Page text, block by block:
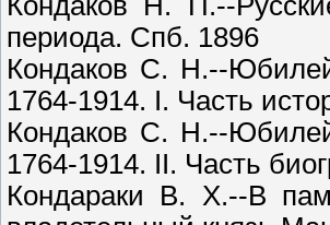
периода. Спб. 1896
Кондаков С. Н.--
1764-1914. I. Часть
Кондаков С. Н.--
1764-1914. II. Часть
Кондараки В. Х.--В